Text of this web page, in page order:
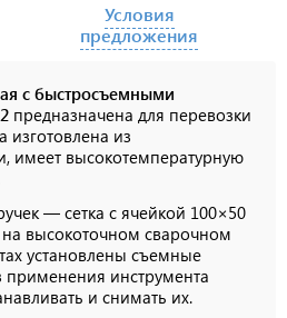
с быстросъемными
предназначена для перевозки
изготовлена из
имеет высокотемпературную
— сетка с ячейкой 100×50
на высокоточном сварочном
установлены съемные
применения инструмента
и снимать их.
Условия
предложения